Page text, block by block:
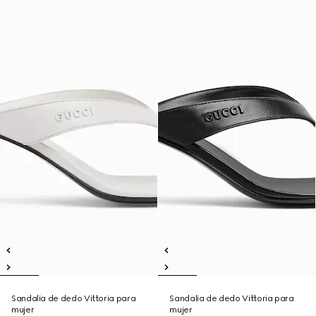
Sandalia de dedo Vittoria para
mujer
Sandalia de dedo Vittoria para
mujer